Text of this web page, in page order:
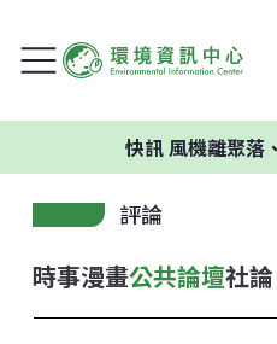
風機離聚落、學校
評論
時事漫畫公共論壇社論